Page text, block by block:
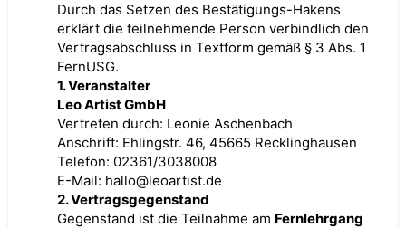
Durch das Setzen des Bestätigungs-Hakens
erklärt die teilnehmende Person verbindlich den
Vertragsabschluss in Textform gemäß § 3 Abs. 1
FernUSG.
1. Veranstalter
Leo Artist GmbH
Vertreten durch: Leonie Aschenbach
Anschrift: Ehlingstr. 46, 45665 Recklinghausen
Telefon: 02361/3038008
E-Mail: hallo@leoartist.de
2. Vertragsgegenstand
Gegenstand ist die Teilnahme am Fernlehrgang